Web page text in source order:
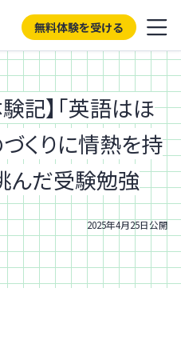
無料体験を受ける
記】「英語はほ
づくりに情熱を持
んだ受験勉強
2025年4月25日公開